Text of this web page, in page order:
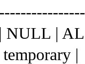
NULL |
|